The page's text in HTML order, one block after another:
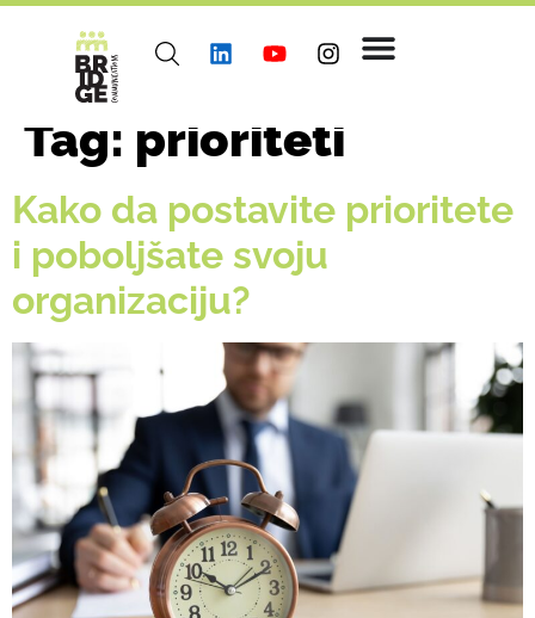
Tag: prioriteti
Kako da postavite prioritete
i poboljšate svoju
organizaciju?